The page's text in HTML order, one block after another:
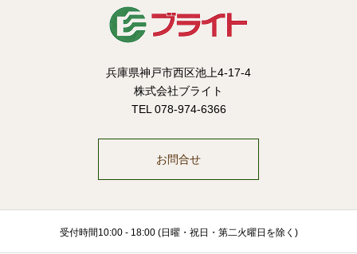
兵庫県神戸市西区池上4-17-4
株式会社ブライト
TEL 078-974-6366
お問合せ
受付時間10:00 - 18:00 (日曜・祝日・第二火曜日を除く)